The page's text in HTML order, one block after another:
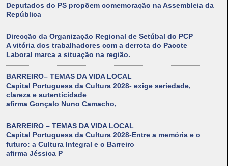
Deputados do PS propõem comemoração na Assembleia da
República
Direcção da Organização Regional de Setúbal do PCP
A vitória dos trabalhadores com a derrota do Pacote
Laboral marca a situação na região.
BARREIRO– TEMAS DA VIDA LOCAL
Capital Portuguesa da Cultura 2028- exige seriedade,
clareza e autenticidade
afirma Gonçalo Nuno Camacho,
BARREIRO – TEMAS DA VIDA LOCAL
Capital Portuguesa da Cultura 2028-Entre a memória e o
futuro: a Cultura Integral e o Barreiro
afirma Jéssica P